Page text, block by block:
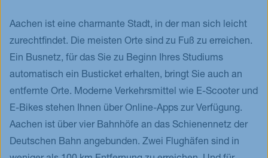
Aachen ist eine charmante Stadt, in der man sich leicht
zurechtfindet. Die meisten Orte sind zu Fuß zu erreichen.
Ein Busnetz, für das Sie zu Beginn Ihres Studiums
automatisch ein Busticket erhalten, bringt Sie auch an
entfernte Orte. Moderne Verkehrsmittel wie E-Scooter und
E-Bikes stehen Ihnen über Online-Apps zur Verfügung.
Aachen ist über vier Bahnhöfe an das Schienennetz der
Deutschen Bahn angebunden. Zwei Flughäfen sind in